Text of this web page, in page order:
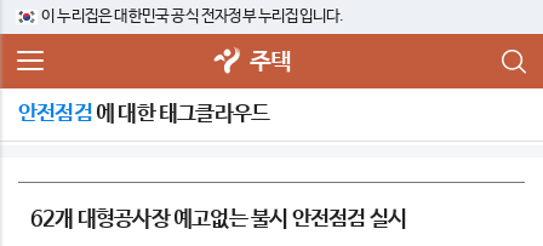
이 누리집은 대한민국 공식 전자정부 누리집입니다.
주택
안전점검에 대한 태그클라우드
62개 대형공사장 예고없는 불시 안전점검 실시